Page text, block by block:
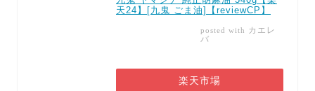
天24】[九鬼 ごま油]【reviewCP】
posted with カエレ
バ
楽天市場